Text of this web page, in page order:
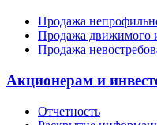
Продажа
Продажа движимого
Продажа
Акционерам и
Отчетность